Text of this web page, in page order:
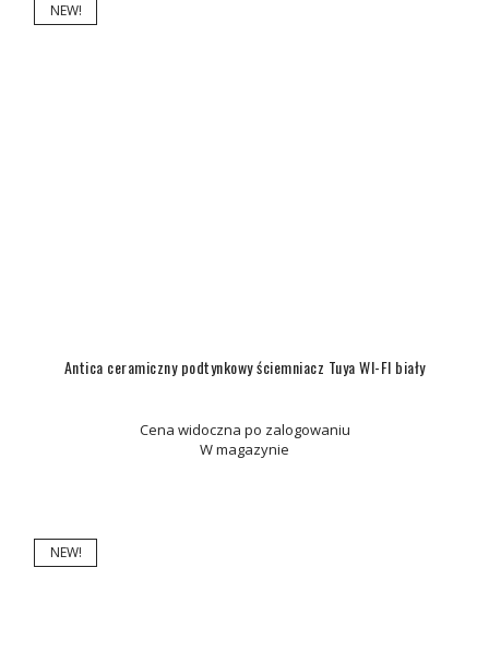
NEW!
Antica ceramiczny podtynkowy ściemniacz Tuya WI-FI biały
Cena widoczna po zalogowaniu
W magazynie
NEW!